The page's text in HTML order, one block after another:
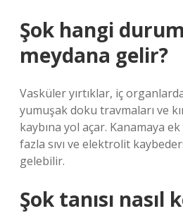
Şok hangi
meydana gelir?
Vasküler yırtıklar, iç
yumuşak doku travmaları ve
kaybına yol açar. Kanamaya
fazla sıvı ve elektrolit
gelebilir.
Şok tanısı nasıl